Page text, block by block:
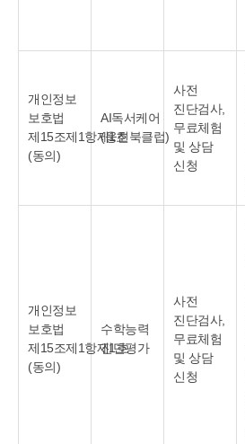
개인정보
보호법
제15조제1항제1호
(동의)
AI독서케어
(웅진북클럽)
사전
진단검사,
무료체험
및 상담
신청
개인정보
보호법
제15조제1항제1호
(동의)
수학능력
진단평가
사전
진단검사,
무료체험
및 상담
신청